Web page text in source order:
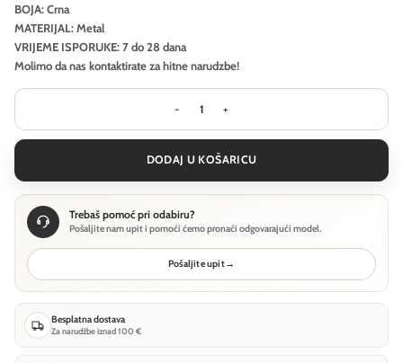
BOJA: Crna
MATERIJAL: Metal
VRIJEME ISPORUKE: 7 do 28 dana
Molimo da nas kontaktirate za hitne narudzbe!
Zidna svjetiljka Maytoni Flat - Crna -
DODAJ U KOŠARICU
Trebaš pomoć pri odabiru?
Pošaljite nam upit i pomoći ćemo pronaći odgovarajući model.
Pošaljite upit→
Besplatna dostava
Za narudžbe iznad 100 €